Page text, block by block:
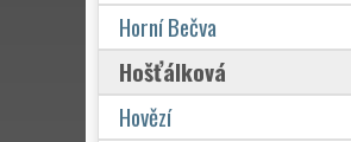
Horní Bečva
Hošťálková
Hovězí